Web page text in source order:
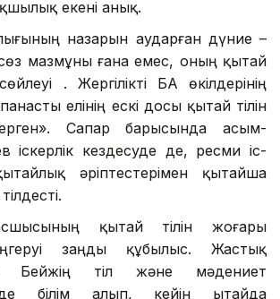
екені анық.
назарын аударған дүние –
мазмұны ғана емес, оның қытай
. Жергілікті БАҚ өкілдерінің
елінің ескі досы қытай тілін
Сапар барысында Қасым-
іскерлік кездесуде де, ресми іс-
әріптестерімен қытайша
қытай тілін жоғары
заңды құбылыс. Жастық
Бейжің тіл және мәдениет
білім алып, кейін Қытайда